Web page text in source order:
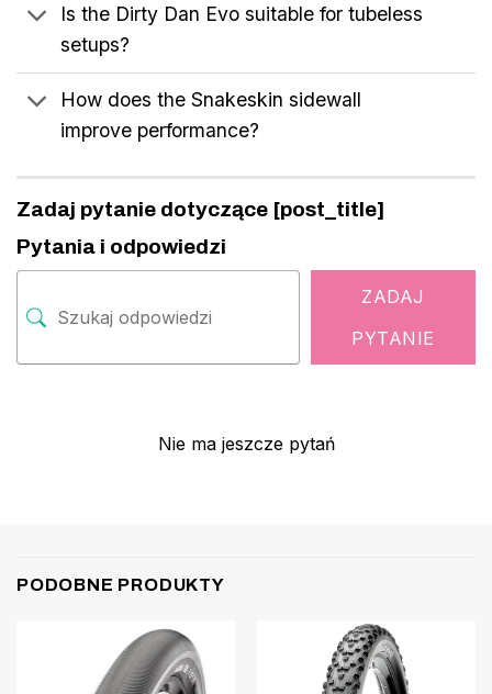
Is the Dirty Dan Evo suitable for tubeless
setups?
How does the Snakeskin sidewall
improve performance?
Zadaj pytanie dotyczące [post_title]
Pytania i odpowiedzi
ZADAJ
PYTANIE
Nie ma jeszcze pytań
PODOBNE PRODUKTY